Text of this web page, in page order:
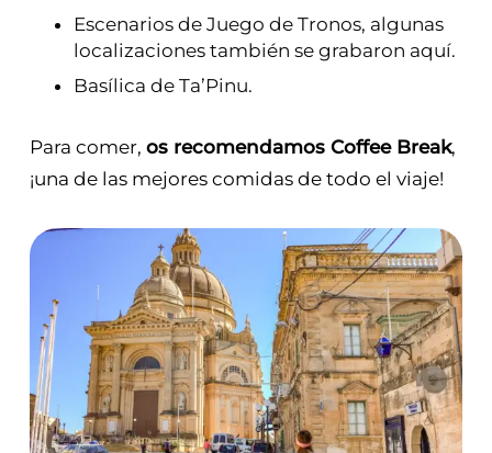
Escenarios de Juego de Tronos, algunas
localizaciones también se grabaron aquí.
Basílica de Ta’Pinu.
Para comer, os recomendamos Coffee Break,
¡una de las mejores comidas de todo el viaje!